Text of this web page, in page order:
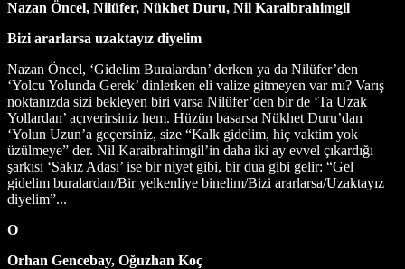
Nazan Öncel, Nilüfer, Nükhet Duru, Nil Karaibrahimgil
Bizi ararlarsa uzaktayız diyelim
Nazan Öncel, ‘Gidelim Buralardan’ derken ya da Nilüfer’den
‘Yolcu Yolunda Gerek’ dinlerken eli valize gitmeyen var mı? Varış
noktanızda sizi bekleyen biri varsa Nilüfer’den bir de ‘Ta Uzak
Yollardan’ açıverirsiniz hem. Hüzün basarsa Nükhet Duru’dan
‘Yolun Uzun’a geçersiniz, size “Kalk gidelim, hiç vaktim yok
üzülmeye” der. Nil Karaibrahimgil’in daha iki ay evvel çıkardığı
şarkısı ‘Sakız Adası’ ise bir niyet gibi, bir dua gibi gelir: “Gel
gidelim buralardan/Bir yelkenliye binelim/Bizi ararlarsa/Uzaktayız
diyelim”...
O
Orhan Gencebay, Oğuzhan Koç